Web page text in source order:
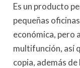
Es un producto
pequeñas
económica, pero
multifunción, así
copia, además